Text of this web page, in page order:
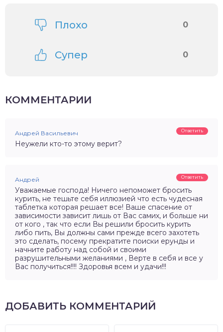
Плохо 0
Супер 0
КОММЕНТАРИИ
Андрей Васильевич Ответить
Неужели кто-то этому верит?
Андрей Ответить
Уважаемые господа! Ничего непоможет бросить
курить, не тешьте себя иллюзией что есть чудесная
таблетка которая решает все! Ваше спасение от
зависимости зависит лишь от Вас самих, и больше ни
от кого , так что если Вы решили бросить курить
либо пить, Вы должны сами прежде всего захотеть
это сделать, посему прекратите поиски ерунды и
начните работу над собой и своими
разрушительными желаниями , Верте в себя и все у
Вас получиться!!!! Здоровья всем и удачи!!!
ДОБАВИТЬ КОММЕНТАРИЙ